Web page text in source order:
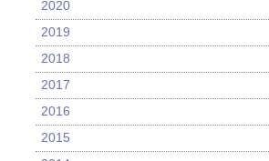
2020
2019
2018
2017
2016
2015